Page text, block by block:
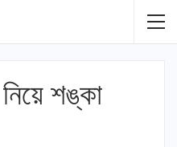
শঙ্কা